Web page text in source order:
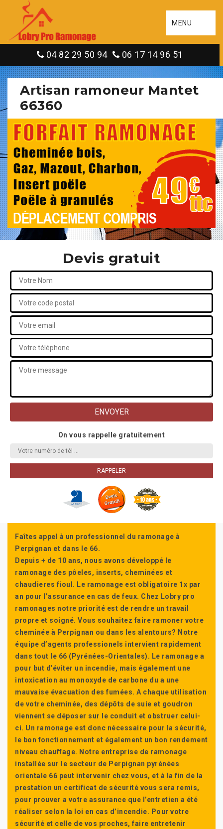
MENU
04 82 29 50 94 06 17 14 96 51
Artisan ramoneur Mantet
66360
Devis gratuit
On vous rappelle gratuitement
Faîtes appel à un professionnel du ramonage à
Perpignan et dans le 66.
Depuis + de 10 ans, nous avons développé le
ramonage des pôeles, inserts, cheminées et
chaudieres fioul. Le ramonage est obligatoire 1x par
an pour l’assurance en cas de feux. Chez Lobry pro
ramonages notre priorité est de rendre un travail
propre et soigné. Vous souhaitez faire ramoner votre
cheminée à Perpignan ou dans les alentours? Notre
équipe d’agents professionels intervient rapidement
dans tout le 66 (Pyrénées-Orientales). Le ramonage a
pour but d’éviter un incendie, mais également une
intoxication au monoxyde de carbone du a une
mauvaise évacuation des fumées. A chaque utilisation
de votre cheminée, des dépôts de suie et goudron
viennent se déposer sur le conduit et obstruer celui-
ci. Un ramonage est donc nécessaire pour la sécurité,
le bon fonctionnement et également un bon rendement
niveau chauffage. Notre entreprise de ramonage
installée sur le secteur de Perpignan pyrénées
orientale 66 peut intervenir chez vous, et à la fin de la
prestation un certificat de sécurité vous sera remis,
pour prouver a votre assurance que l’entretien a été
réaliser selon la loi en cas d’incendie. Pour votre
sécurité et celle de vos proches, faire entretenir